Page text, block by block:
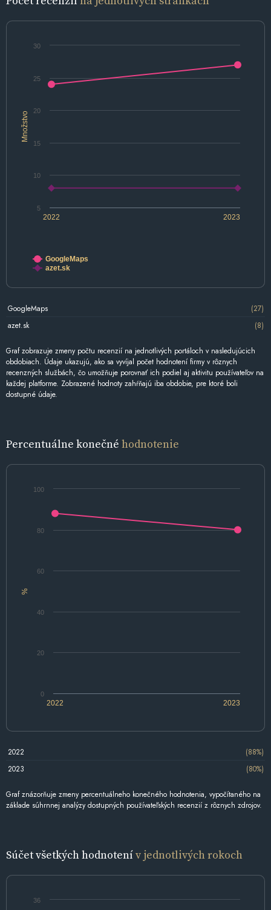
Množstvo
2022 2023
5
10
15
20
25
30
GoogleMaps
azet.sk
GoogleMaps
(27)
azet.sk
(8)
Graf zobrazuje zmeny počtu recenzií na jednotlivých portáloch v nasledujúcich
obdobiach. Údaje ukazujú, ako sa vyvíjal počet hodnotení firmy v rôznych
recenzných službách, čo umožňuje porovnať ich podiel aj aktivitu používateľov na
každej platforme. Zobrazené hodnoty zahŕňajú iba obdobie, pre ktoré boli
dostupné údaje.
Percentuálne konečné hodnotenie
%
2022 2023
0
20
40
60
80
100
2022
(88%)
2023
(80%)
Graf znázorňuje zmeny percentuálneho konečného hodnotenia, vypočítaného na
základe súhrnnej analýzy dostupných používateľských recenzií z rôznych zdrojov.
Súčet všetkých hodnotenív jednotlivých rokoch
36